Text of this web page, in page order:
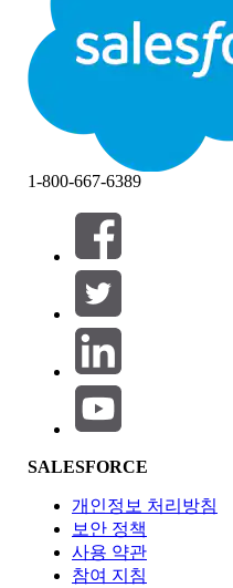
닫기닫기
필터 (0)
필터 선택
제품 영역
기능 영향
1-800-667-6389
SALESFORCE
개인정보 처리방침
보안 정책
사용 약관
참여 지침